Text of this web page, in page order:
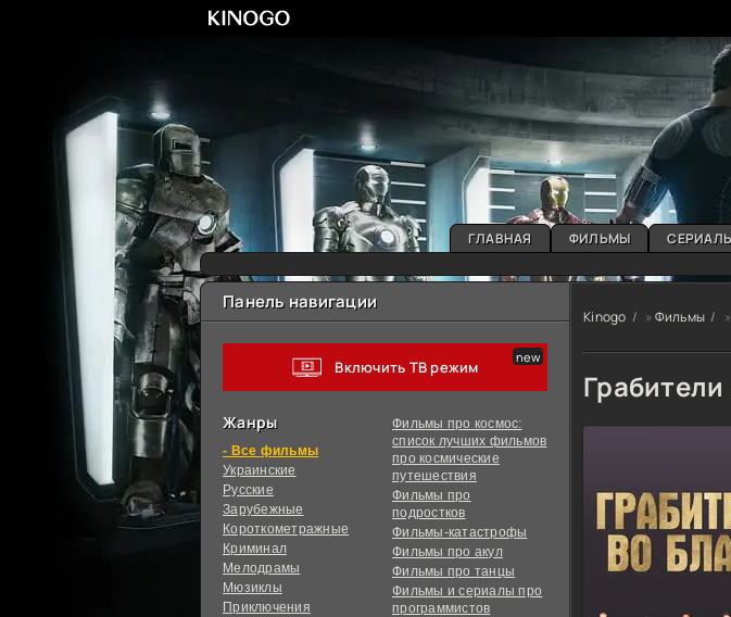
ГЛАВНАЯ ФИЛЬМЫ
Панель навигации
Включить ТВ режим
Жанры
фильмы
Украинcкие
Русские
Зарубежные
Короткометражные
Криминал
Мелодрамы
Мюзиклы
Приключения
Фильмы про космос:
список лучших фильмов
про космические
путешествия
Фильмы про
подростков
Фильмы-катастрофы
Фильмы про акул
Фильмы про танцы
Фильмы и сериалы про
программистов
Kinogo » Фильмы
Грабители